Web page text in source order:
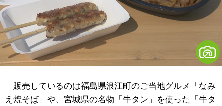
販売しているのは福島県浪江町のご当地グルメ「なみ
え焼そば」や、宮城県の名物「牛タン」を使った「牛タ